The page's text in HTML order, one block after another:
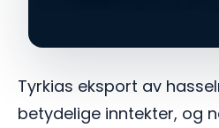
Tyrkias eksport av
betydelige inntekter, og